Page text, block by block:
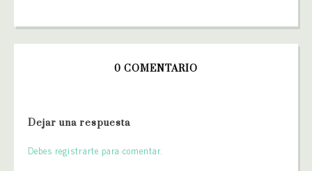
0 COMENTARIO
Dejar una respuesta
Debes registrarte para comentar.